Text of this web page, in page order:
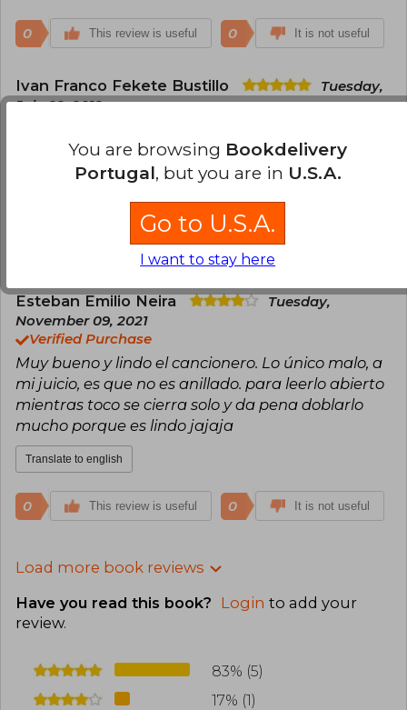
0 This review is useful 0 It is not useful
Ivan Franco Fekete Bustillo
Tuesday,
July 02, 2019
Muy didáctico y lindo, fácil de entender. Buena
selección de canciones.
This review is useful 0
Esteban Emilio Neira
Tuesday,
November 09, 2021
Verified Purchase
Muy bueno y lindo el cancionero. Lo único malo, a
mi juicio, es que no es anillado. para leerlo abierto
mientras toco se cierra solo y da pena doblarlo
mucho porque es lindo jajaja
Translate to english
0 This review is useful 0 It is not useful
Load more book reviews
Have you read this book? Login to add your
review.
83% (5)
17% (1)
You are browsing Bookdelivery
Portugal, but you are in U.S.A.
Go to U.S.A.
I want to stay here